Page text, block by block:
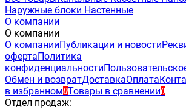
Наружные блоки Настенные
О компании
О компании
О компанииПубликации и новости
офертаПолитика
конфиденциальности
Обмен и возвратДоставкаОплата
в избранном0Товары в сравнении0
Отдел продаж: